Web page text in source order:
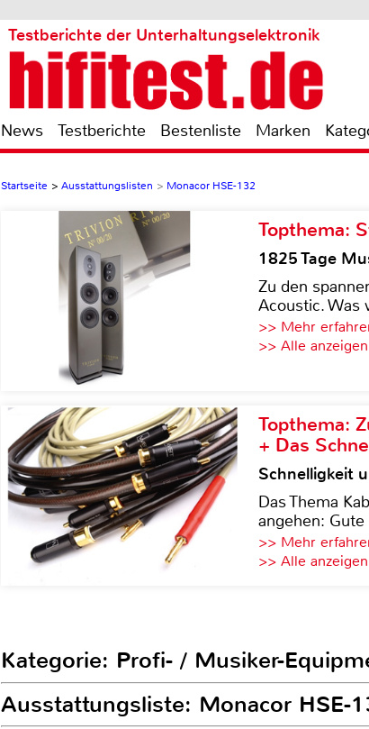
Testberichte der Unterhaltungselektronik
News Testberichte Bestenliste Marken
Startseite > Ausstattungslisten > Monacor HSE-132
Topthema:
1825 Tage
Zu den
Acoustic. Was
>> Mehr
>> Alle anzeigen
Topthema:
+ Das
Schnelligkeit
Das Thema
angehen:
>> Mehr
>> Alle anzeigen
Kategorie: Profi- / Musiker-
Ausstattungsliste: Monacor HSE-